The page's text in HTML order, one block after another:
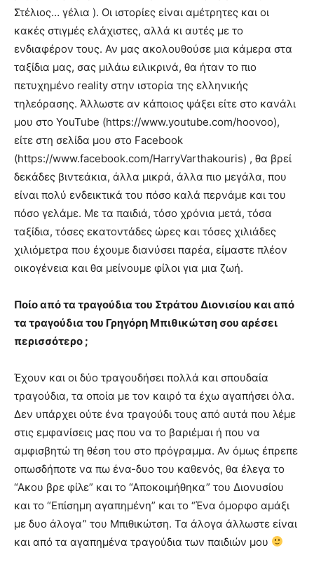
Στέλιος… γέλια ). Οι ιστορίες είναι αμέτρητες και οι
κακές στιγμές ελάχιστες, αλλά κι αυτές με το
ενδιαφέρον τους. Αν μας ακολουθούσε μια κάμερα στα
ταξίδια μας, σας μιλάω ειλικρινά, θα ήταν το πιο
πετυχημένο reality στην ιστορία της ελληνικής
τηλεόρασης. Άλλωστε αν κάποιος ψάξει είτε στο κανάλι
μου στο YouTube (https://www.youtube.com/hoovoo),
είτε στη σελίδα μου στο Facebook
(https://www.facebook.com/HarryVarthakouris) , θα βρεί
δεκάδες βιντεάκια, άλλα μικρά, άλλα πιο μεγάλα, που
είναι πολύ ενδεικτικά του πόσο καλά περνάμε και του
πόσο γελάμε. Με τα παιδιά, τόσο χρόνια μετά, τόσα
ταξίδια, τόσες εκατοντάδες ώρες και τόσες χιλιάδες
χιλιόμετρα που έχουμε διανύσει παρέα, είμαστε πλέον
οικογένεια και θα μείνουμε φίλοι για μια ζωή.
Ποίο από τα τραγούδια του Στράτου Διονισίου και από
τα τραγούδια του Γρηγόρη Μπιθικώτση σου αρέσει
περισσότερο ;
Έχουν και οι δύο τραγουδήσει πολλά και σπουδαία
τραγούδια, τα οποία με τον καιρό τα έχω αγαπήσει όλα.
Δεν υπάρχει ούτε ένα τραγούδι τους από αυτά που λέμε
στις εμφανίσεις μας που να το βαριέμαι ή που να
αμφισβητώ τη θέση του στο πρόγραμμα. Αν όμως έπρεπε
οπωσδήποτε να πω ένα-δυο του καθενός, θα έλεγα το
“Ακου βρε φίλε” και το “Αποκοιμήθηκα” του Διονυσίου
και το “Επίσημη αγαπημένη” και το “Ένα όμορφο αμάξι
με δυο άλογα” του Μπιθικώτση. Τα άλογα άλλωστε είναι
και από τα αγαπημένα τραγούδια των παιδιών μου